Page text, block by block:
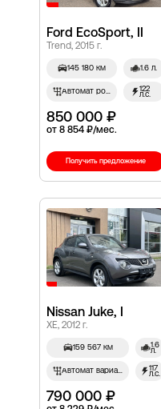
Ford EcoSport, II
Trend, 2015 г.
145 180 км 1.6 л.
Автомат робот 122
л.с.
850 000 ₽
от 8 854 ₽/мес.
Получить предложение
Nissan Juke, I
XE, 2012 г.
159 567 км 1.6
л.
Автомат вариатор 117
л.с.
790 000 ₽